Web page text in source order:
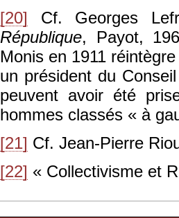
[20]
Cf. Georges
République, Payot,
Monis en 1911
un président du
peuvent avoir été
hommes classés « à
[21] Cf. Jean-Pierre
[22] « Collectivisme et